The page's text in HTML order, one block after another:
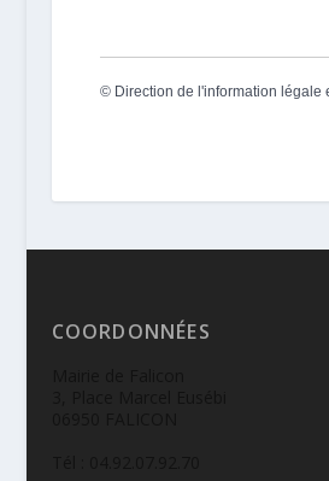
© Direction de l'information légale
COORDONNÉES